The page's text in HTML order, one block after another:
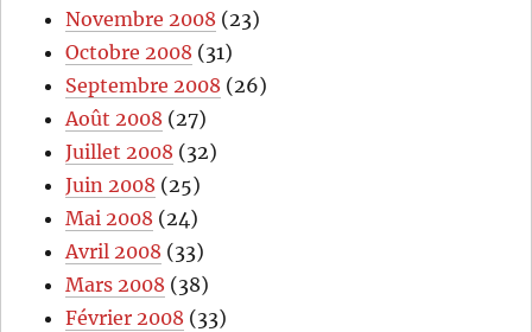
Novembre 2008 (23)
Octobre 2008 (31)
Septembre 2008 (26)
Août 2008 (27)
Juillet 2008 (32)
Juin 2008 (25)
Mai 2008 (24)
Avril 2008 (33)
Mars 2008 (38)
Février 2008 (33)